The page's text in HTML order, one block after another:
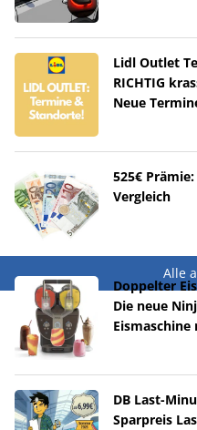
Lidl Outlet
RICHTIG
Neue
525€
Vergleich
Alle
Doppelter
Die neue
DB Last-
Sparpreis